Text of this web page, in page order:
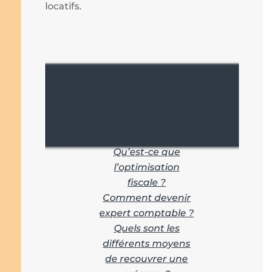
locatifs.
Qu’est-ce que
l’optimisation
fiscale ?
Comment devenir
expert comptable ?
Quels sont les
différents moyens
de recouvrer une